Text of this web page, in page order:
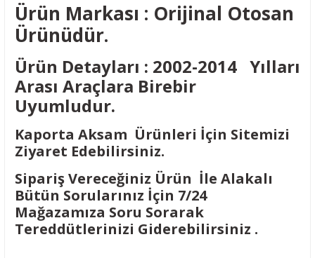
Ürün Markası : Orijinal Otosan
Ürünüdür.
Ürün Detayları : 2002-2014 Yılları
Arası Araçlara Birebir
Uyumludur.
Kaporta Aksam Ürünleri İçin Sitemizi
Ziyaret Edebilirsiniz.
Sipariş Vereceğiniz Ürün İle Alakalı
Bütün Sorularınız İçin 7/24
Mağazamıza Soru Sorarak
Tereddütlerinizi Giderebilirsiniz .